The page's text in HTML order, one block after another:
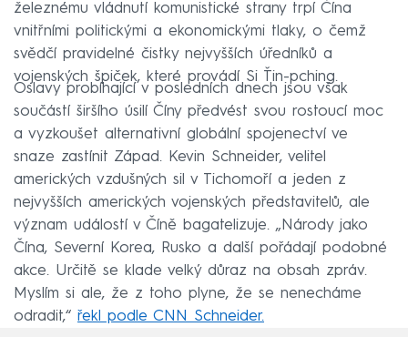
železnému vládnutí komunistické strany trpí Čína
vnitřními politickými a ekonomickými tlaky, o čemž
svědčí pravidelné čistky nejvyšších úředníků a
vojenských špiček, které provádí Si Ťin-pching.
Oslavy probíhající v posledních dnech jsou však
součástí širšího úsilí Číny předvést svou rostoucí moc
a vyzkoušet alternativní globální spojenectví ve
snaze zastínit Západ. Kevin Schneider, velitel
amerických vzdušných sil v Tichomoří a jeden z
nejvyšších amerických vojenských představitelů, ale
význam událostí v Číně bagatelizuje. „Národy jako
Čína, Severní Korea, Rusko a další pořádají podobné
akce. Určitě se klade velký důraz na obsah zpráv.
Myslím si ale, že z toho plyne, že se nenecháme
odradit,“ řekl podle CNN Schneider.